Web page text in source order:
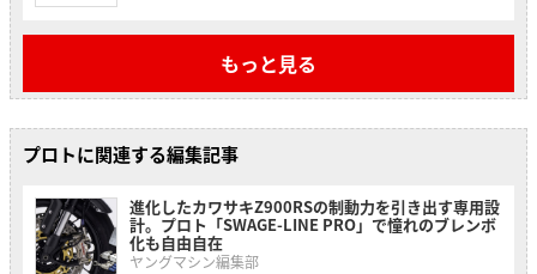
もっと見る
プロトに関連する編集記事
進化したカワサキZ900RSの制動力を引き出す専用設
計。プロト「SWAGE-LINE PRO」で憧れのブレンボ
化も自由自在
ヤングマシン編集部